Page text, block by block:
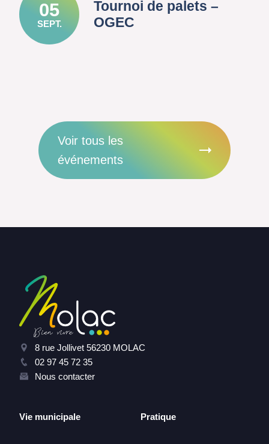
05
SEPT.
Tournoi de palets –
OGEC
Voir tous les
événements
8 rue Jollivet 56230 MOLAC
02 97 45 72 35
Nous contacter
Vie municipale Pratique